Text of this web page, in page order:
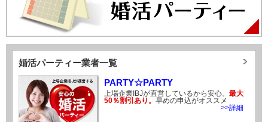
婚活パーティー業者一覧
PARTY☆PARTY
上場企業IBJが直営しているから安心。 最大
50％割引あり。 早めの申込がオススメ
>>詳細